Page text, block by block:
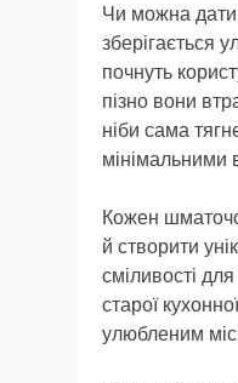
Чи можна дати
зберігається
почнуть
пізно вони
ніби сама
мінімальними
Кожен
й створити
сміливості
старої
улюбленим